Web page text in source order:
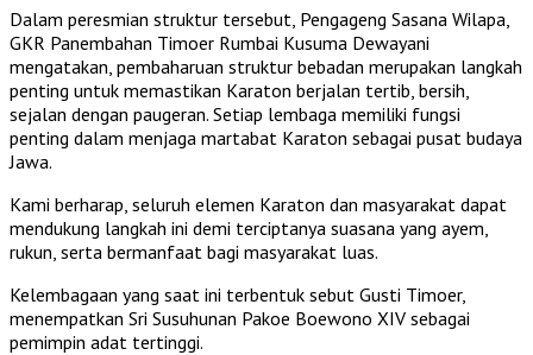
Dalam peresmian struktur tersebut, Pengageng Sasana Wilapa,
GKR Panembahan Timoer Rumbai Kusuma Dewayani
mengatakan, pembaharuan struktur bebadan merupakan langkah
penting untuk memastikan Karaton berjalan tertib, bersih,
sejalan dengan paugeran. Setiap lembaga memiliki fungsi
penting dalam menjaga martabat Karaton sebagai pusat budaya
Jawa.
Kami berharap, seluruh elemen Karaton dan masyarakat dapat
mendukung langkah ini demi terciptanya suasana yang ayem,
rukun, serta bermanfaat bagi masyarakat luas.
Kelembagaan yang saat ini terbentuk sebut Gusti Timoer,
menempatkan Sri Susuhunan Pakoe Boewono XIV sebagai
pemimpin adat tertinggi.